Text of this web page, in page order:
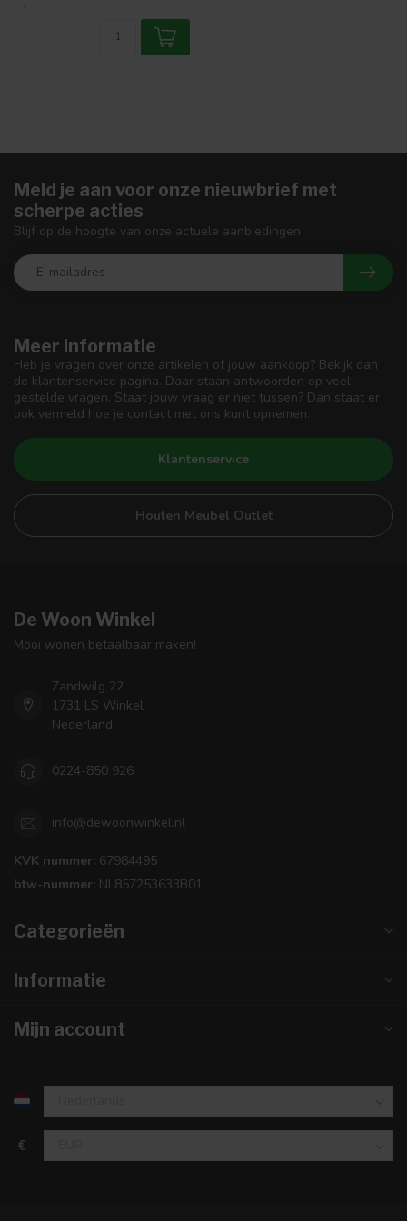
.
Meer informatie
Heb je vragen over onze artikelen of jouw aankoop? Bekijk dan
de klantenservice pagina. Daar staan antwoorden op veel
gestelde vragen. Staat jouw vraag er niet tussen? Dan staat er
ook vermeld hoe je contact met ons kunt opnemen.
Klantenservice
Houten Meubel Outlet
Meld je aan voor onze nieuwbrief met
scherpe acties
Blijf op de hoogte van onze actuele aanbiedingen
De Woon Winkel
Mooi wonen betaalbaar maken!
Zandwilg 22
1731 LS Winkel
Nederland
0224-850 926
info@dewoonwinkel.nl
KVK nummer: 67984495
btw-nummer: NL857253633B01
Categorieën
Informatie
Mijn account
€